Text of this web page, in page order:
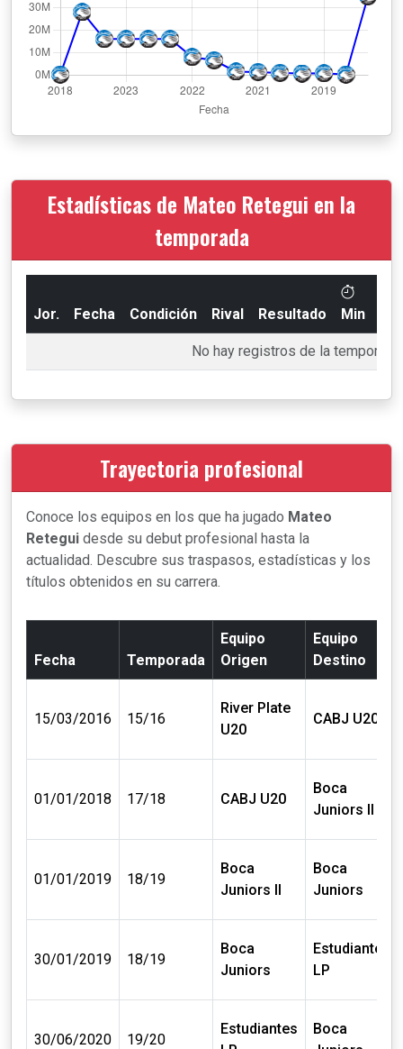
Estadísticas de Mateo Retegui en la
temporada
Jor. Fecha Condición Rival Resultado Min
No hay registros de la
Trayectoria profesional
Conoce los equipos en los que ha jugado Mateo
Retegui desde su debut profesional hasta la
actualidad. Descubre sus traspasos, estadísticas y los
títulos obtenidos en su carrera.
Fecha Temporada
Equipo
Origen
Equipo
Destino
15/03/2016 15/16
River Plate
U20
CABJ U20
01/01/2018 17/18 CABJ U20
Boca
Juniors II
01/01/2019 18/19
Boca
Juniors II
Boca
Juniors
30/01/2019 18/19
Boca
Juniors
Estudiantes
LP
30/06/2020 19/20
Estudiantes
Boca